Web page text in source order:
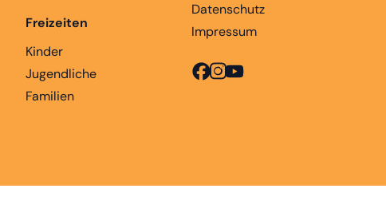
Freizeiten
Kinder
Jugendliche
Familien
Datenschutz
Impressum